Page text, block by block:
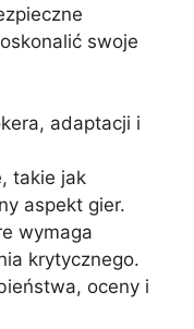
swoje
adaptacji i
takie jak
aspekt gier.
wymaga
krytycznego.
oceny i